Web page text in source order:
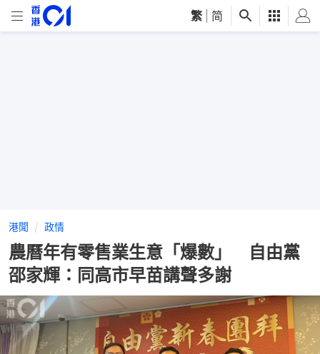
繁 简
港聞 政情
農曆年有零售業生意「爆數」 自由黨
邵家輝：同高市早苗講聲多謝